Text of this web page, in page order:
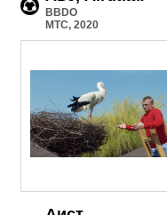
BBDO
МТС, 2020